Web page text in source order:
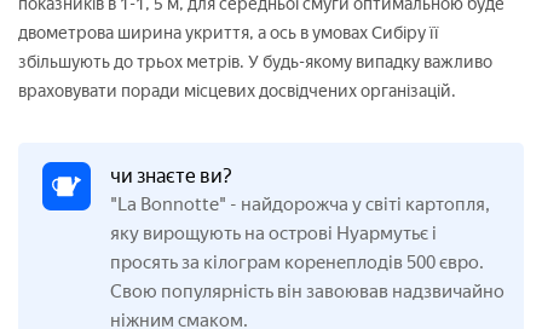
показників в 1-1, 5 м, для середньої смуги оптимальною буде
двометрова ширина укриття, а ось в умовах Сибіру її
збільшують до трьох метрів. У будь-якому випадку важливо
враховувати поради місцевих досвідчених організацій.
чи знаєте ви?
"La Bonnotte" - найдорожча у світі картопля,
яку вирощують на острові Нуармутьє і
просять за кілограм коренеплодів 500 євро.
Свою популярність він завоював надзвичайно
ніжним смаком.